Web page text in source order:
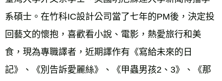
系碩士。在竹科IC設計公司當了七年的PM後，決定投
回藝文的懷抱，喜歡看小說、電影，熱愛旅行和美
食，現為專職譯者，近期譯作有《寫給未來的日
記》、《別告訴愛麗絲》、《甲蟲男孩2、3》、《那